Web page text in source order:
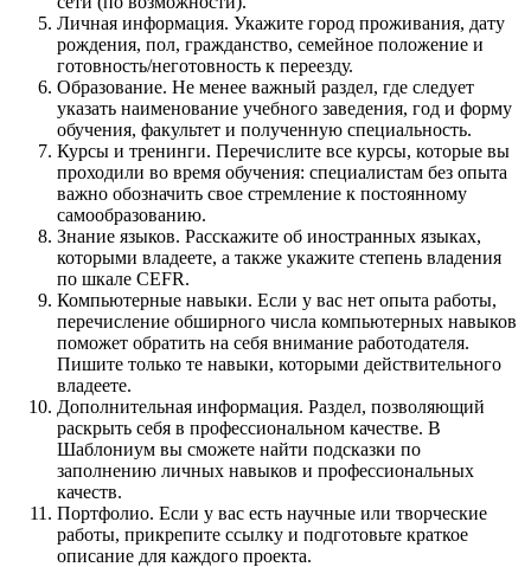
Личная информация. Укажите город проживания, дату
рождения, пол, гражданство, семейное положение и
готовность/неготовность к переезду.
Образование. Не менее важный раздел, где следует
указать наименование учебного заведения, год и форму
обучения, факультет и полученную специальность.
Курсы и тренинги. Перечислите все курсы, которые вы
проходили во время обучения: специалистам без опыта
важно обозначить свое стремление к постоянному
самообразованию.
Знание языков. Расскажите об иностранных языках,
которыми владеете, а также укажите степень владения
по шкале CEFR.
Компьютерные навыки. Если у вас нет опыта работы,
перечисление обширного числа компьютерных навыков
поможет обратить на себя внимание работодателя.
Пишите только те навыки, которыми действительного
владеете.
Дополнительная информация. Раздел, позволяющий
раскрыть себя в профессиональном качестве. В
Шаблониум вы сможете найти подсказки по
заполнению личных навыков и профессиональных
качеств.
Портфолио. Если у вас есть научные или творческие
работы, прикрепите ссылку и подготовьте краткое
описание для каждого проекта.